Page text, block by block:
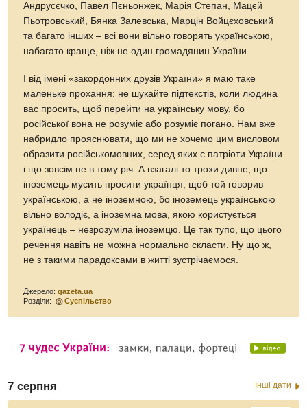
Андрусєчко, Павел Пєньонжек, Марія Степан, Мацєй
Пьотровський, Бянка Залевська, Марцін Войцєховський
та багато інших – всі вони вільно говорять українською,
набагато краще, ніж не один громадянин України.
І від імені «закордонних друзів України» я маю таке
маленьке прохання: не шукайте підтекстів, коли людина
вас просить, щоб перейти на українську мову, бо
російської вона не розуміє або розуміє погано. Нам вже
набридло прояснювати, що ми не хочемо цим висловом
образити російськомовних, серед яких є патріоти України
і що зовсім не в тому річ. А взагалі то трохи дивне, що
іноземець мусить просити українця, щоб той говорив
українською, а не іноземною, бо іноземець українською
вільно володіє, а іноземна мова, якою користується
українець – незрозуміла іноземцю. Це так тупо, що цього
речення навіть не можна нормально скласти. Ну що ж,
не з такими парадоксами в житті зустрічаємося.
Джерело:gazeta.ua
Розділи:
Суспільство
7 серпня Інші дати